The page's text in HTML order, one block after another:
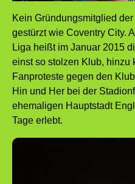
Kein Gründungsmitglied
gestürzt wie Coventry City.
Liga heißt im Januar 2015
einst so stolzen Klub, hinzu
Fanproteste gegen den
Hin und Her bei der
ehemaligen Hauptstadt
Tage erlebt.